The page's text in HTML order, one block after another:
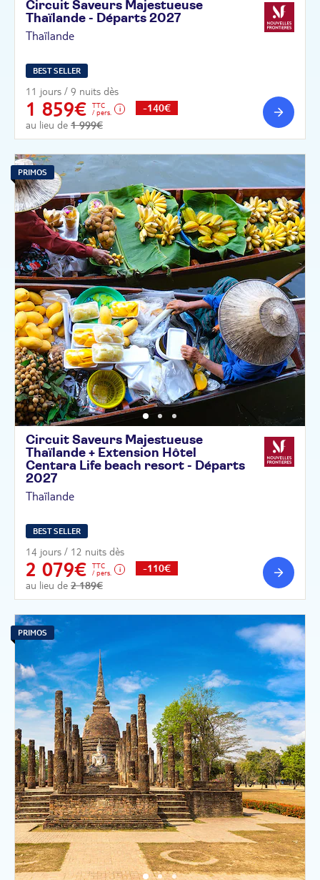
Circuit Saveurs Majestueuse
Thaïlande - Départs 2027
Thaïlande
BEST SELLER
11 jours / 9 nuits dès
1 859€
TTC
/ pers.
au lieu de 1 999€
-140€
PRIMOS
Circuit Saveurs Majestueuse
Thaïlande + Extension Hôtel
Centara Life beach resort - Départs
2027
Thaïlande
BEST SELLER
14 jours / 12 nuits dès
2 079€
TTC
/ pers.
au lieu de 2 189€
-110€
PRIMOS